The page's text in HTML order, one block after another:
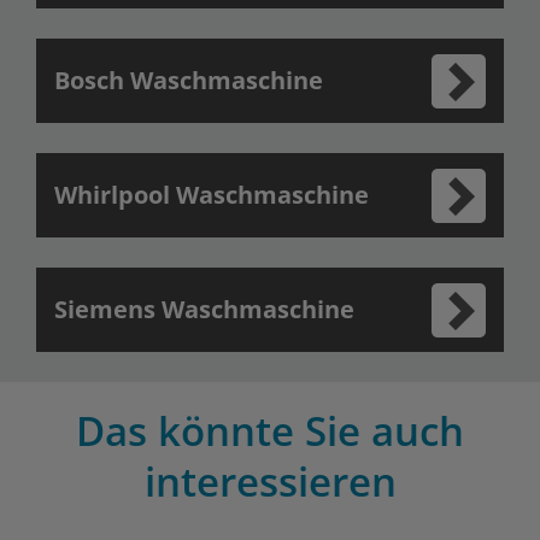
Bosch Waschmaschine
Whirlpool Waschmaschine
Siemens Waschmaschine
Das könnte Sie auch
interessieren